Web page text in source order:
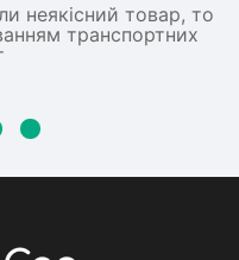
неякісний товар, то
транспортних